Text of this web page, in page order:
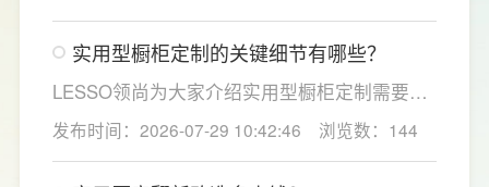
合常住人口多、用水需求大的家庭，比如三口
及以上之家，或是经常泡茶、冲奶、清洗果
蔬，需要持续大量净水的用户。小户型、单人
居住、日常用水量少的家庭，无需盲目追求超
大通量，避免功能过剩造成浪费。
实用型橱柜定制的关键细节有哪些？
LESSO领尚为大家介绍实用型橱柜定制需要关
注的几个关键细节：实用型橱柜定制应结合厨
房面积和家庭烹饪习惯进行规划，合理划分
洗、切、炒动线，提升下厨效率；同时充分利
发布时间：2026-07-29 10:42:46 浏览数：144